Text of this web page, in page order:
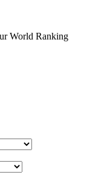
World Ranking